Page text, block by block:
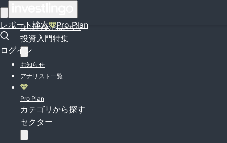
レポート検索 Pro Plan
ログイン
はじめての方はこちら
投資入門特集
お知らせ
アナリスト一覧
Pro Plan
カテゴリから探す
セクター